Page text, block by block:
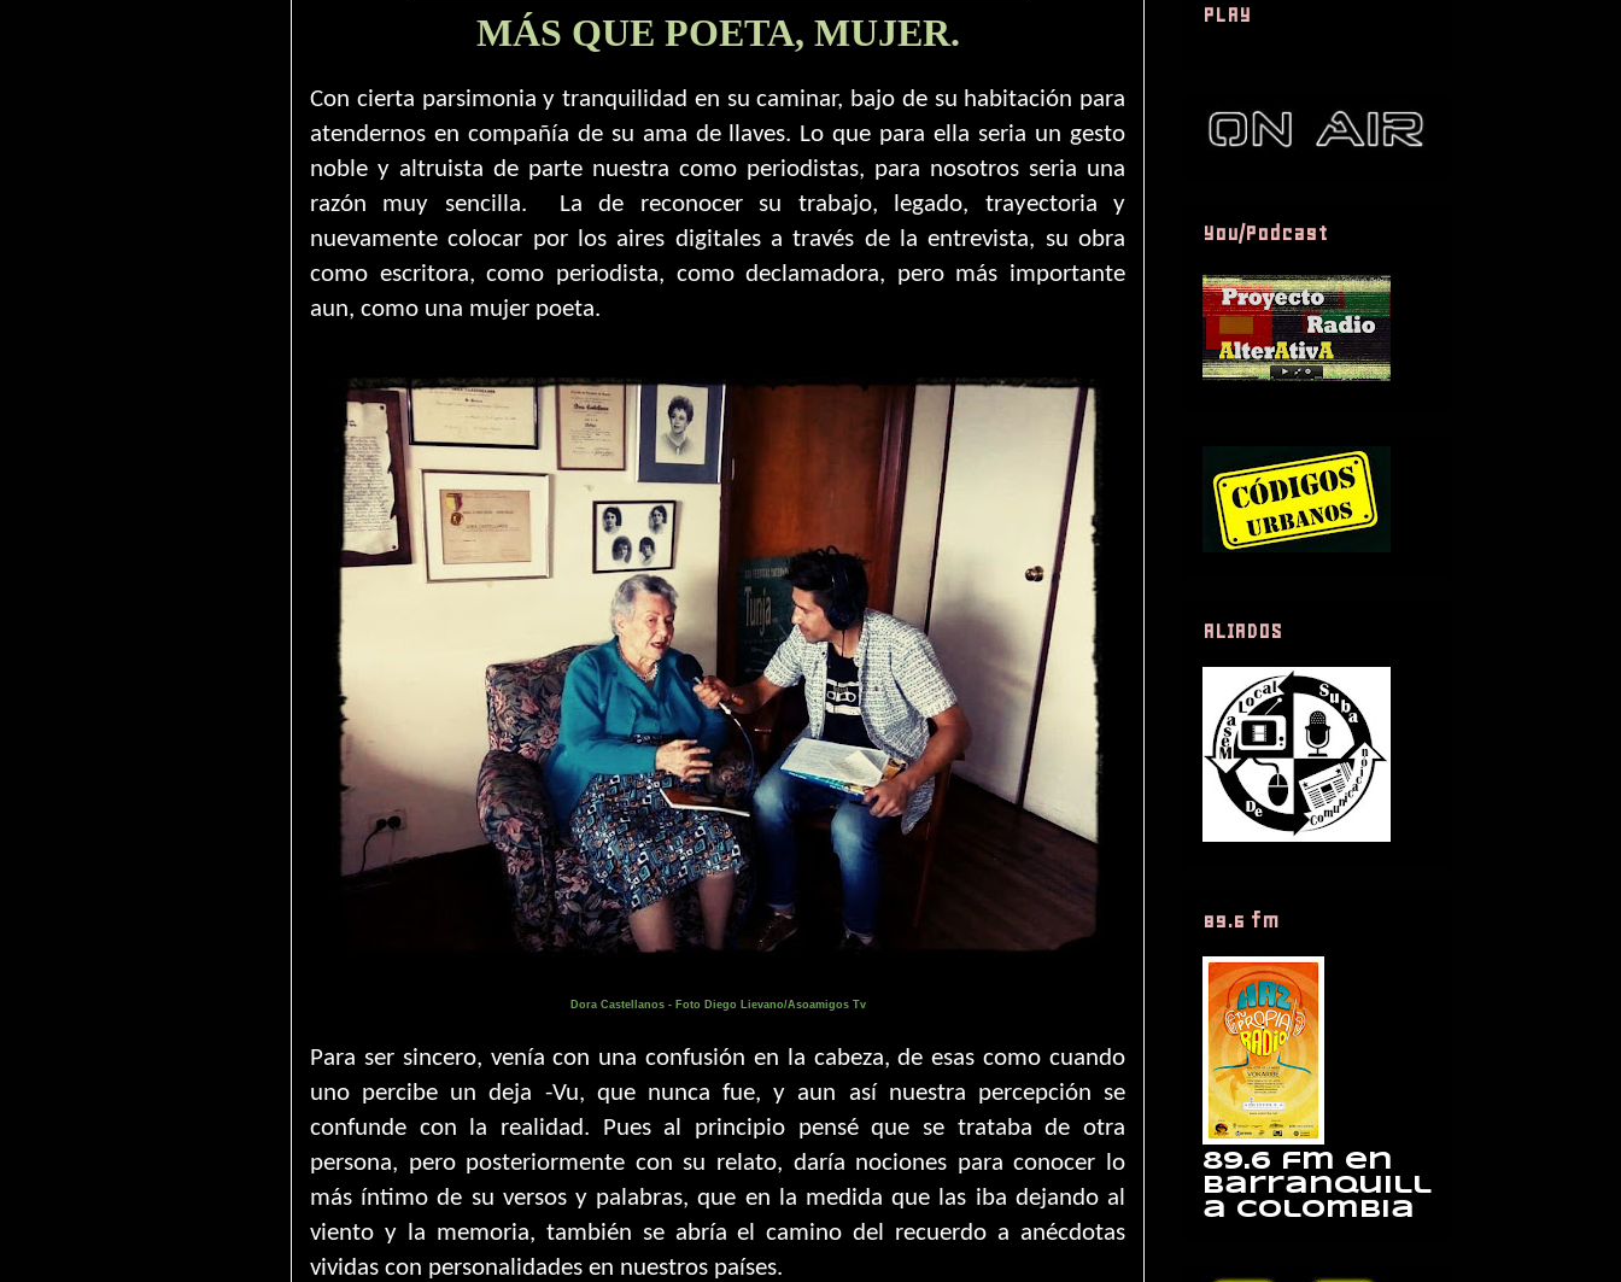
MÁS QUE POETA, MUJER.
Con cierta parsimonia y tranquilidad en su caminar, bajo de su habitación para
atendernos en compañía de su ama de llaves. Lo que para ella seria un gesto
noble y altruista de parte nuestra como periodistas, para nosotros seria una
razón muy sencilla.
La de reconocer su trabajo, legado, trayectoria y
nuevamente colocar por los aires digitales a través de la entrevista, su obra
como escritora, como periodista, como declamadora, pero más importante
aun, como una mujer poeta.
Dora Castellanos - Foto Diego Lievano/Asoamigos Tv
Para ser sincero, venía con una confusión en la cabeza, de esas como cuando
uno percibe un deja -Vu, que nunca fue, y aun así nuestra percepción se
confunde con la realidad. Pues al principio pensé que se trataba de otra
persona, pero posteriormente con su relato, daría nociones para conocer lo
más íntimo de su versos y palabras, que en la medida que las iba dejando al
viento y la memoria, también se abría el camino del recuerdo a anécdotas
vividas con personalidades en nuestros países.
PLAY
You/Podcast
ALIADOS
89.6 fm
89.6 fm en
Barranquill
a Colombia